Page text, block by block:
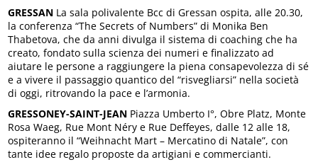
GRESSAN La sala polivalente Bcc di Gressan ospita, alle 20.30,
la conferenza “The Secrets of Numbers” di Monika Ben
Thabetova, che da anni divulga il sistema di coaching che ha
creato, fondato sulla scienza dei numeri e finalizzato ad
aiutare le persone a raggiungere la piena consapevolezza di sé
e a vivere il passaggio quantico del “risvegliarsi” nella società
di oggi, ritrovando la pace e l’armonia.
GRESSONEY-SAINT-JEAN Piazza Umberto I°, Obre Platz, Monte
Rosa Waeg, Rue Mont Néry e Rue Deffeyes, dalle 12 alle 18,
ospiteranno il “Weihnacht Mart – Mercatino di Natale”, con
tante idee regalo proposte da artigiani e commercianti.